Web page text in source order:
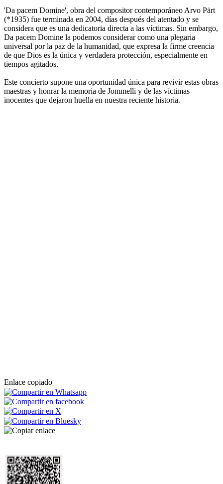
'Da pacem Domine', obra del compositor contemporáneo Arvo Pärt
(*1935) fue terminada en 2004, días después del atentado y se
considera que es una dedicatoria directa a las víctimas. Sin embargo,
Da pacem Domine la podemos considerar como una plegaria
universal por la paz de la humanidad, que expresa la firme creencia
de que Dios es la única y verdadera protección, especialmente en
tiempos agitados.
Este concierto supone una oportunidad única para revivir estas obras
maestras y honrar la memoria de Jommelli y de las víctimas
inocentes que dejaron huella en nuestra reciente historia.
Enlace copiado